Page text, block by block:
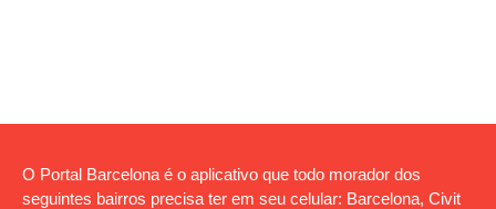
O Portal Barcelona é o aplicativo que todo morador dos
seguintes bairros precisa ter em seu celular: Barcelona, Civit